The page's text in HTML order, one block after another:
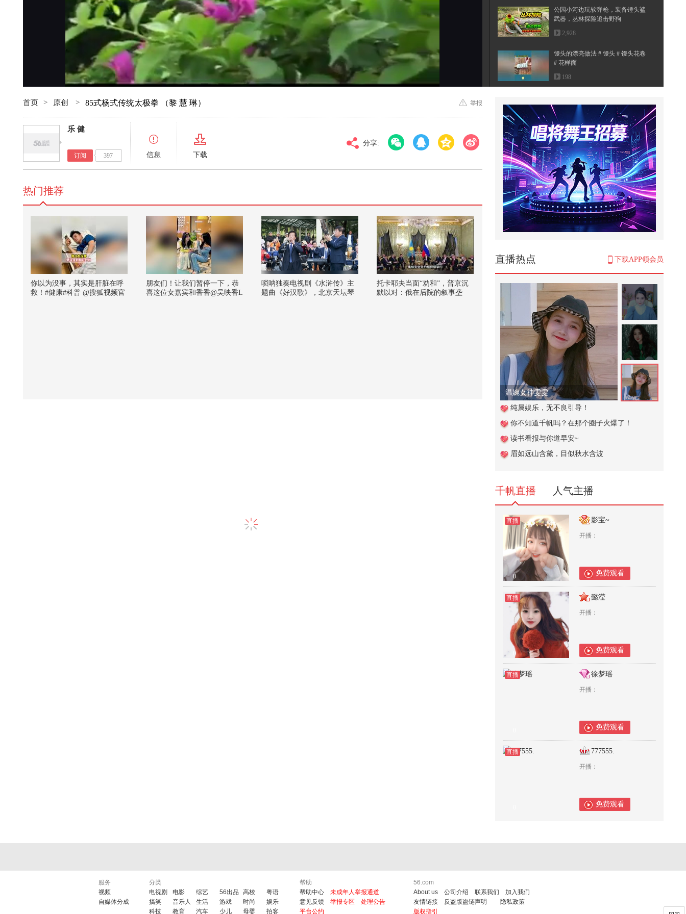
标清 倍速
对比度 100
公园小河边玩软弹枪，装备锤头鲨
武器，丛林探险追击野狗
2,928
馒头的漂亮做法 # 馒头 # 馒头花卷
# 花样面
198
该怎么叫了！@小狐 @搞笑狐 @张
朝阳
6,344
萌娃不想把手机借给别人没想到一
位老爷爷却这样做
2,892
#科技之美# 高速摄影：33台“猛
禽”（Raptor）发动机为“超级重型...
460
魏凤和案、李尚福案一审宣判
125. 今天吃冰淇淋炒面…
1,993
深夜放毒：脆皮五花肉、深海章鱼
足 、火鸡面！
1,103
#2026春季搜狐视频关注流大会 #
我的乡村生活# 农村搞笑段子
511
切洋葱
1,148
孩子吃荔枝会进ICU？@关凌 @付
虹医生 @妇产科王贵芳医生 @皮肤
首页 > 原创 > 85式杨式传统太极拳 （黎 慧 琳） 举报
乐 健
订阅 397 信息 下载
分享:
直播热点 下载APP领会员
温婉女神雯雯
纯属娱乐，无不良引导！
你不知道千帆吗？在那个圈子火爆了！
读书看报与你道早安~
眉如远山含黛，目似秋水含波
千帆直播 人气主播
直播
0
影宝~
开播：
免费观看
直播
0
懿滢
开播：
免费观看
直播 徐梦瑶
开播：
免费观看
直播 777555.
开播：
免费观看
热门推荐
你以为没事，其实是肝脏在呼
救！#健康#科普 @搜狐视频官
朋友们！让我们暂停一下，恭
喜这位女嘉宾和香香@吴映香L
唢呐独奏电视剧《水浒传》主
题曲《好汉歌》，北京天坛琴
托卡耶夫当面“劝和”，普京沉
默以对：俄在后院的叙事垄
服务
视频
自媒体分成
分类
电视剧
电影 综艺 56出品 高校
粤语
搞笑
音乐人 生活 游戏 时尚
娱乐
科技
教育 汽车 少儿 母婴 拍客
帮助
帮助中心
未成年人举报通道
意见反馈
举报专区
处理公告
平台公约
56.com
About us
公司介绍 联系我们
加入我们
友情链接
反盗版盗链声明
隐私政策
版权指引